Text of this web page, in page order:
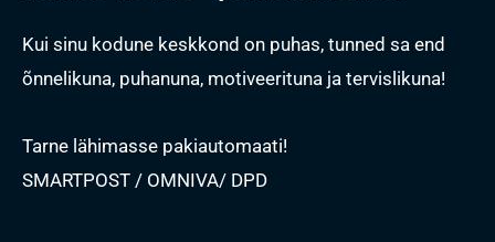
Kui sinu kodune keskkond on puhas, tunned sa end
õnnelikuna, puhanuna, motiveerituna ja tervislikuna!
Tarne lähimasse pakiautomaati!
SMARTPOST / OMNIVA/ DPD